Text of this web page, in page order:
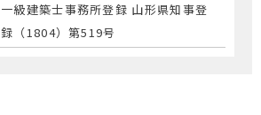
一級建築士事務所登録 山形県知事登
録（1804）第519号